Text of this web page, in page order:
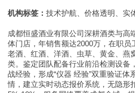
机构标签： 技术护航、价格透明、实
成都恒盛酒业有限公司深耕酒类与高
体门店，年销售额达2000万，在职员
老酒、红酒、洋酒、虫草、黄金、燕
类。鉴定团队配备行业前沿检测设备
战经验，形成“仪器 经验”双重验证体
情，建立实时动态报价系统，无隐形